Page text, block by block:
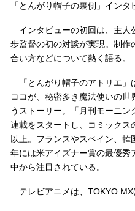
「とんがり帽子の裏側」インタ
インタビューの初回は、主人
歩監督の初の対談が実現。制作
合い方などについて熱く語る。
「とんがり帽子のアトリエ」
ココが、秘密多き魔法使いの
うストーリー。「月刊モーニ
連載をスタートし、コミック
以上。フランスやスペイン、
年には米アイズナー賞の最優秀
中から注目されている。
テレビアニメは、TOKYO MX